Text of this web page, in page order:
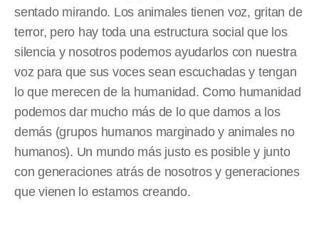
sentado mirando. Los animales tienen voz, gritan de
terror, pero hay toda una estructura social que los
silencia y nosotros podemos ayudarlos con nuestra
voz para que sus voces sean escuchadas y tengan
lo que merecen de la humanidad. Como humanidad
podemos dar mucho más de lo que damos a los
demás (grupos humanos marginado y animales no
humanos). Un mundo más justo es posible y junto
con generaciones atrás de nosotros y generaciones
que vienen lo estamos creando.